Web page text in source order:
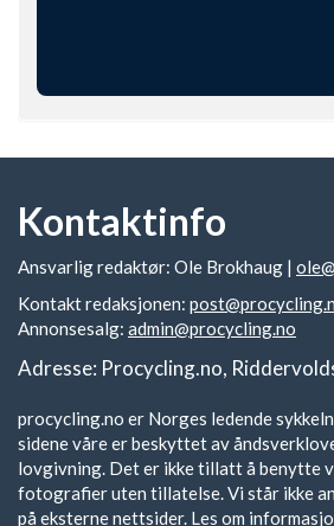
Kontaktinfo
Ansvarlig redaktør: Ole Brokhaug |
Kontakt redaksjonen:
Annonsesalg: admin@procycling.no
Adresse: Procycling.no,
procycling.no er Norges ledende
sidene våre er beskyttet av
lovgivning. Det er ikke tillatt å benytte
fotografier uten tillatelse. Vi står ikke
på eksterne nettsider. Les om